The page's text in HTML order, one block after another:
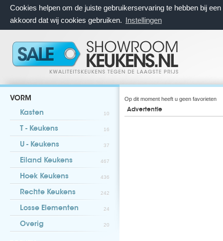
Cookies helpen om de juiste gebruikerservaring te hebben bij
akkoord dat wij cookies gebruiken. Instellingen
VORM
Kasten 10
T - Keukens 16
U - Keukens 37
Eiland Keukens 467
Hoek Keukens 436
Rechte Keukens 242
Losse Elementen 24
Overig 20
Op dit moment heeft u geen favorieten
Advertentie